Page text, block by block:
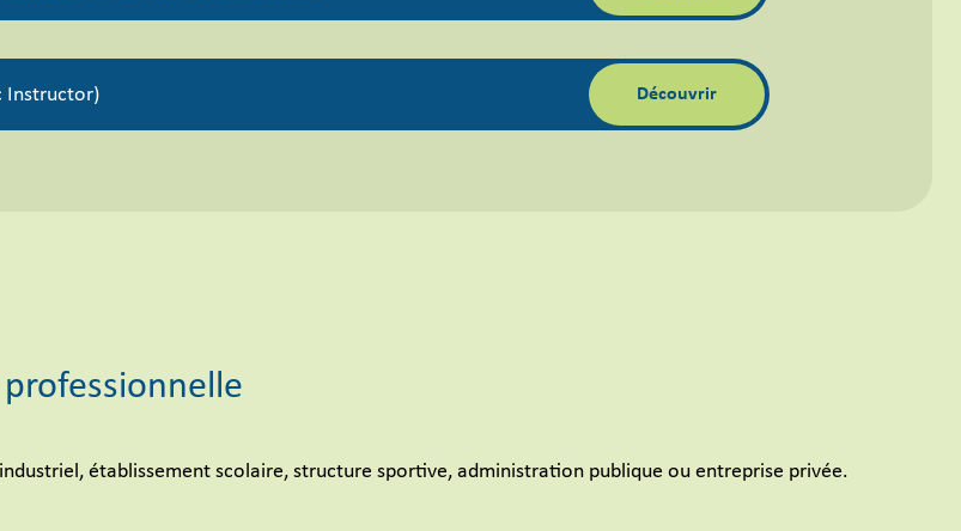
Instructor) Découvrir
établissement scolaire, structure sportive, administration publique ou entreprise privée.